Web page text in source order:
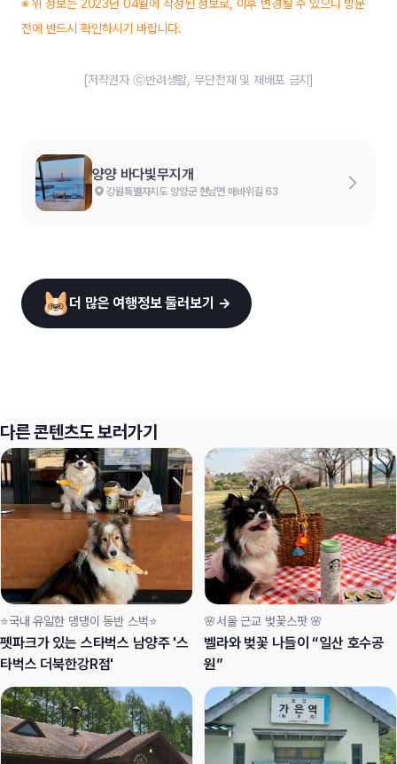
※ 위 정보는 2023년 04월에 작성된 정보로, 이후 변경될 수 있으니 방문
전에 반드시 확인하시기 바랍니다.
[저작권자 ⓒ반려생활, 무단전재 및 재배포 금지]
양양 바다빛무지개
강원특별자치도 양양군 현남면 매바위길 63
더 많은 여행정보 둘러보기 →
다른 콘텐츠도 보러가기
⭐국내 유일한 댕댕이 동반 스벅⭐
펫파크가 있는 스타벅스 남양주 '스
타벅스 더북한강R점'
🌸서울 근교 벚꽃스팟 🌸
벨라와 벚꽃 나들이 “일산 호수공
원”